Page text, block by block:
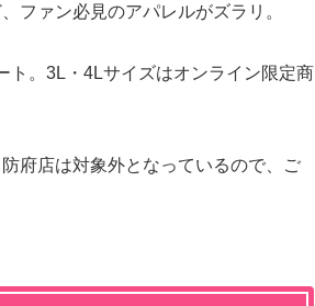
ファン必見のアパレルがズラリ。
ト。3L・4Lサイズはオンライン限定商
府店は対象外となっているので、ご